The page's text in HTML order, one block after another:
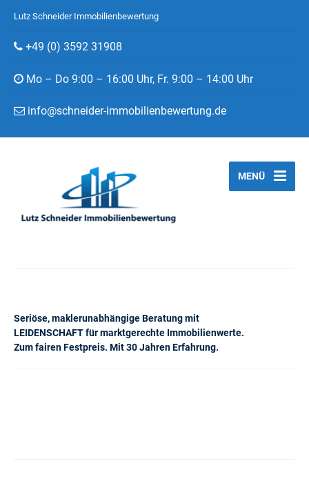
Lutz Schneider Immobilienbewertung
+49 (0) 3592 31908
Mo – Do 9:00 – 16:00 Uhr, Fr. 9:00 – 14:00 Uhr
info@schneider-immobilienbewertung.de
Seriöse, maklerunabhängige Beratung mit
LEIDENSCHAFT für marktgerechte Immobilienwerte.
Zum fairen Festpreis. Mit 30 Jahren Erfahrung.
MENÜ